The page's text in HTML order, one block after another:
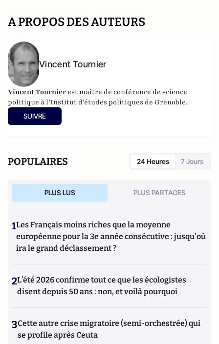
A PROPOS DES AUTEURS
Vincent Tournier
Vincent Tournier est maître de conférence de science
politique à l’Institut d’études politiques de Grenoble.
SUIVRE
POPULAIRES 24 Heures 7 Jours
PLUS LUS PLUS PARTAGES
1Les Français moins riches que la moyenne
européenne pour la 3e année consécutive : jusqu'où
ira le grand déclassement ?
2L’été 2026 confirme tout ce que les écologistes
disent depuis 50 ans : non, et voilà pourquoi
3Cette autre crise migratoire (semi-orchestrée) qui
se profile après Ceuta